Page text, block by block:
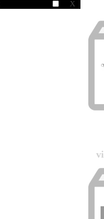
X